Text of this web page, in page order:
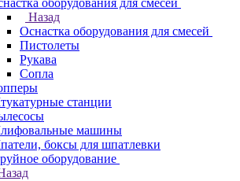
оборудования для смесей
Назад
Оснастка оборудования для смесей
Пистолеты
Рукава
Сопла
станции
машины
боксы для шпатлевки
оборудование